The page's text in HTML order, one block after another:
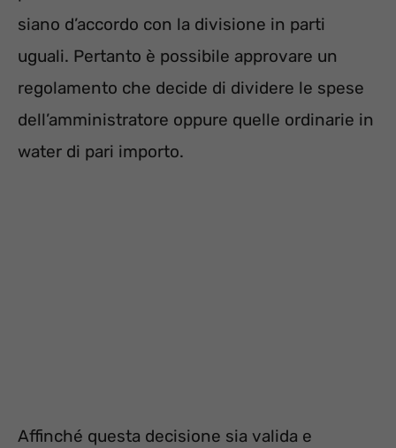
siano d’accordo con la divisione in parti
uguali. Pertanto è possibile approvare un
regolamento che decide di dividere le spese
dell’amministratore oppure quelle ordinarie in
water di pari importo.
Affinché questa decisione sia valida e